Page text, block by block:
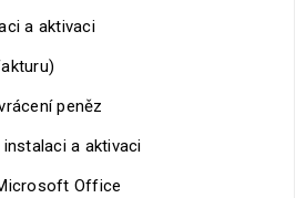
a aktivaci
peněz
a aktivaci
Office